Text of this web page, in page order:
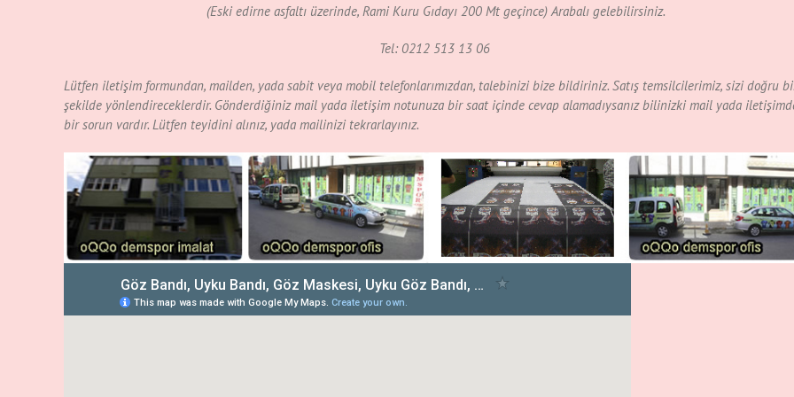
(Eski edirne asfaltı üzerinde, Rami Kuru Gıdayı 200 Mt geçince) Arabalı gelebilirsiniz.
Tel: 0212 513 13 06
Lütfen iletişim formundan, mailden, yada sabit veya mobil telefonlarımızdan, talebinizi bize bildiriniz. Satış temsilcilerimiz, sizi doğru
şekilde yönlendireceklerdir. Gönderdiğiniz mail yada iletişim notunuza bir saat içinde cevap alamadıysanız bilinizki mail yada
bir sorun vardır. Lütfen teyidini alınız, yada mailinizi tekrarlayınız.